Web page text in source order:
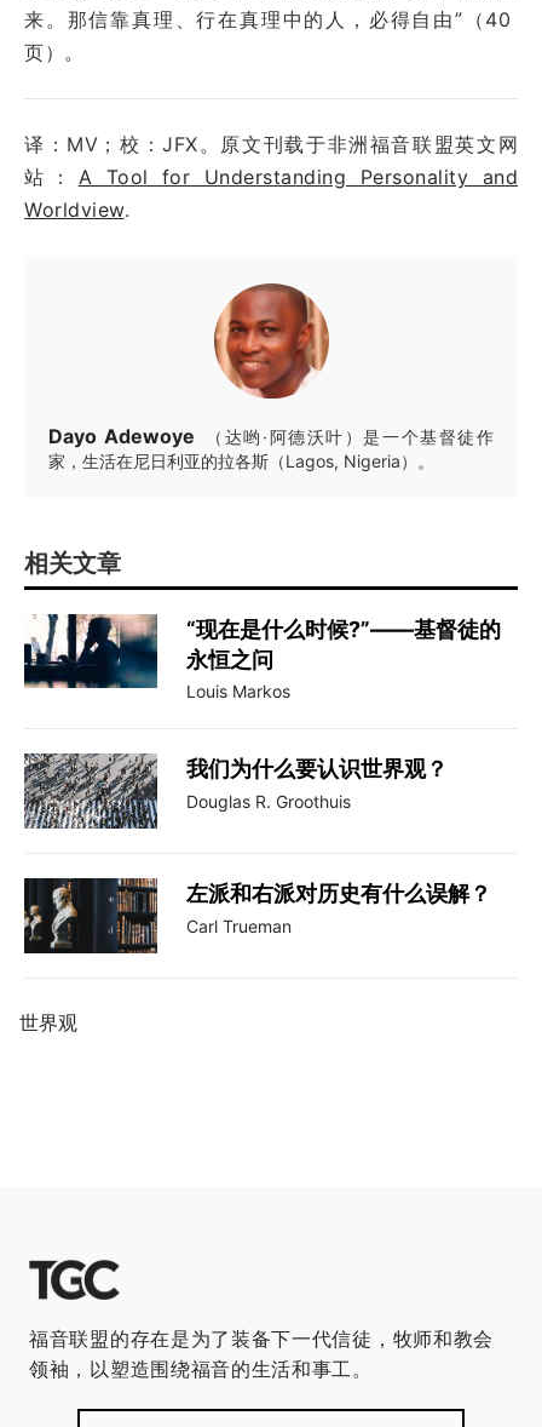
来。那信靠真理、行在真理中的人，必得自由”（40
页）。
译：MV；校：JFX。原文刊载于非洲福音联盟英文网
站： A Tool for Understanding Personality and
Worldview.
Dayo Adewoye
（达哟·阿德沃叶）是一个基督徒作
家，生活在尼日利亚的拉各斯（Lagos, Nigeria）。
相关文章
“现在是什么时候?”——基督徒的
永恒之问
Louis Markos
我们为什么要认识世界观？
Douglas R. Groothuis
左派和右派对历史有什么误解？
Carl Trueman
世界观
福音联盟的存在是为了装备下一代信徒，牧师和教会
领袖，以塑造围绕福音的生活和事工。